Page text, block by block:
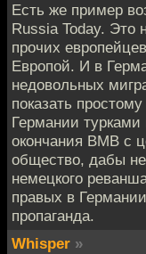
Есть же пример
Russia Today. Это
прочих
Европой. И в
недовольных
показать
Германии
окончания ВМВ с
общество, дабы
немецкого
правых в
пропаганда.
Whisper »